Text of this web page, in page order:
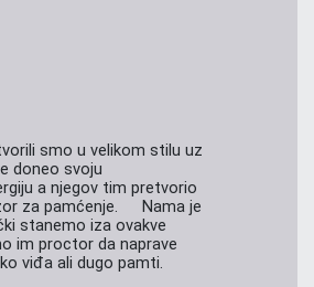
smo u velikom stilu uz
doneo svoju
a njegov tim pretvorio
za pamćenje. Nama je
stanemo iza ovakve
im proctor da naprave
viđa ali dugo pamti.